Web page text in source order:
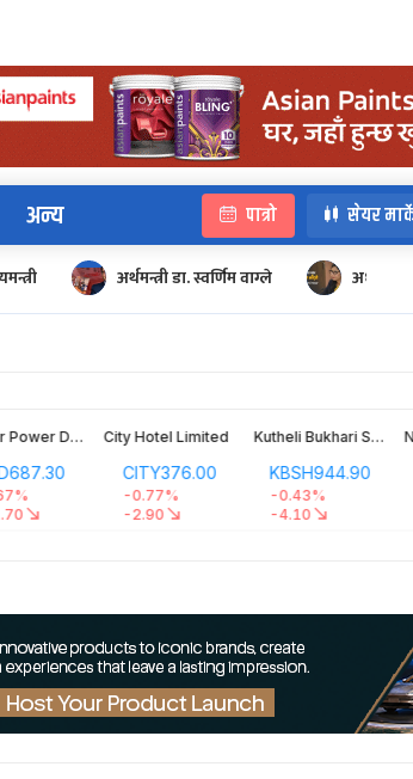
अन्य पात्रो सेयर
अर्थमन्त्री डा. स्वर्णिम वाग्ले अध्यादेश